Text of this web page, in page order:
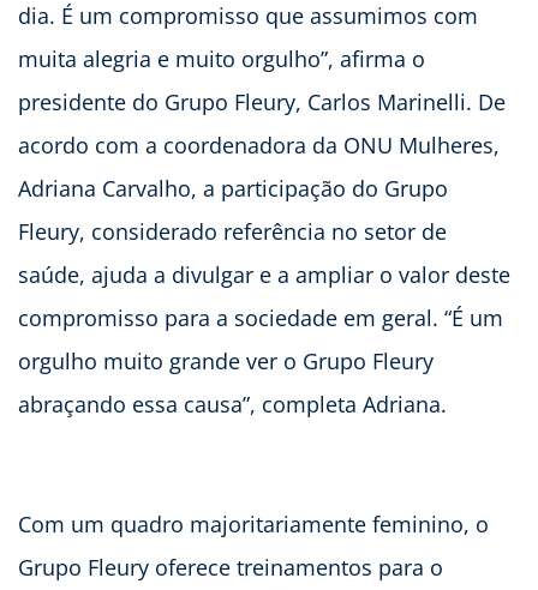
dia. É um compromisso que assumimos com
muita alegria e muito orgulho”, afirma o
presidente do Grupo Fleury, Carlos Marinelli. De
acordo com a coordenadora da ONU Mulheres,
Adriana Carvalho, a participação do Grupo
Fleury, considerado referência no setor de
saúde, ajuda a divulgar e a ampliar o valor deste
compromisso para a sociedade em geral. “É um
orgulho muito grande ver o Grupo Fleury
abraçando essa causa”, completa Adriana.
Com um quadro majoritariamente feminino, o
Grupo Fleury oferece treinamentos para o